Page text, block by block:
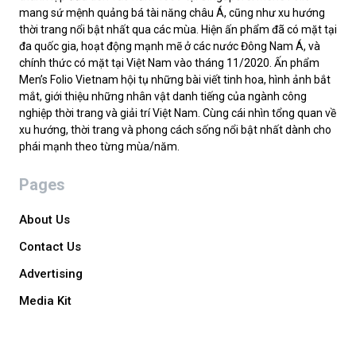
mang sứ mệnh quảng bá tài năng châu Á, cũng như xu hướng
thời trang nổi bật nhất qua các mùa. Hiện ấn phẩm đã có mặt tại
đa quốc gia, hoạt động mạnh mẽ ở các nước Đông Nam Á, và
chính thức có mặt tại Việt Nam vào tháng 11/2020. Ấn phẩm
Men’s Folio Vietnam hội tụ những bài viết tinh hoa, hình ảnh bắt
mắt, giới thiệu những nhân vật danh tiếng của ngành công
nghiệp thời trang và giải trí Việt Nam. Cùng cái nhìn tổng quan về
xu hướng, thời trang và phong cách sống nổi bật nhất dành cho
phái mạnh theo từng mùa/năm.
Pages
About Us
Contact Us
Advertising
Media Kit